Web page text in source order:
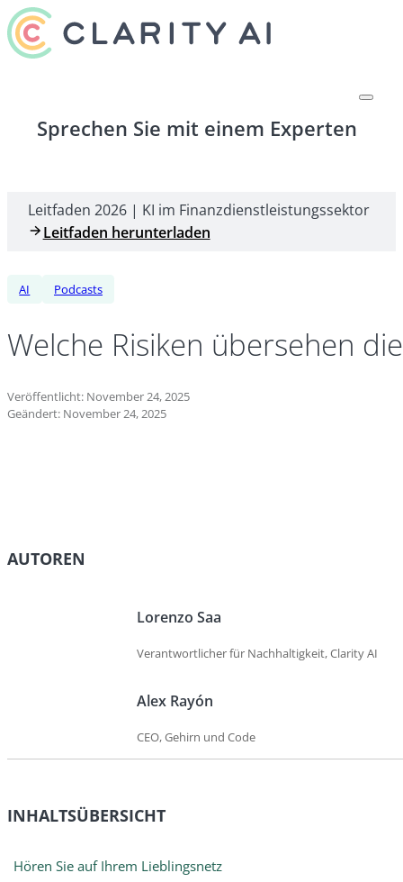
Sprechen Sie mit einem Experten
Leitfaden 2026 | KI im Finanzdienstleistungssektor
Leitfaden herunterladen
AI Podcasts
Welche Risiken übersehen
Veröffentlicht: November 24, 2025
Geändert: November 24, 2025
AUTOREN
Lorenzo Saa
Verantwortlicher für Nachhaltigkeit, Clarity AI
Alex Rayón
CEO, Gehirn und Code
INHALTSÜBERSICHT
Hören Sie auf Ihrem Lieblingsnetz